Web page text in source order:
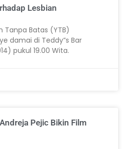
Lesbian
Tanpa Batas (YTB)
damai di Teddy”s Bar
pukul 19.00 Wita.
Pejic Bikin Film